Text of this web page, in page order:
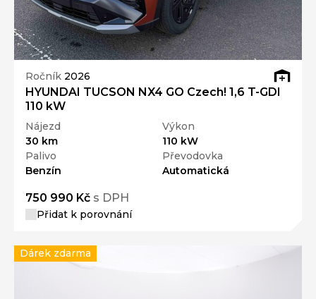
Ročník 2026
HYUNDAI TUCSON NX4 GO Czech! 1,6 T-GDI
110 kW
Nájezd
30 km
Výkon
110 kW
Palivo
Benzín
Převodovka
Automatická
750 990 Kč s DPH
Přidat k porovnání
Dárek zdarma